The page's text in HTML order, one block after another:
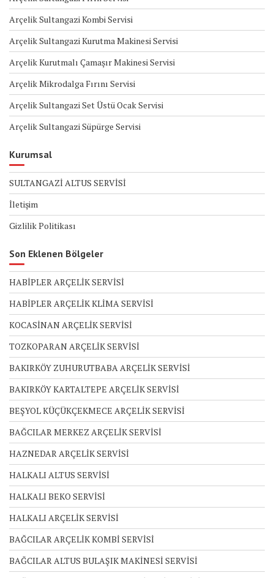
Arçelik Sultangazi Kombi Servisi
Arçelik Sultangazi Kurutma Makinesi Servisi
Arçelik Kurutmalı Çamaşır Makinesi Servisi
Arçelik Mikrodalga Fırını Servisi
Arçelik Sultangazi Set Üstü Ocak Servisi
Arçelik Sultangazi Süpürge Servisi
Kurumsal
SULTANGAZİ ALTUS SERVİSİ
İletişim
Gizlilik Politikası
Son Eklenen Bölgeler
HABİPLER ARÇELİK SERVİSİ
HABİPLER ARÇELİK KLİMA SERVİSİ
KOCASİNAN ARÇELİK SERVİSİ
TOZKOPARAN ARÇELİK SERVİSİ
BAKIRKÖY ZUHURUTBABA ARÇELİK SERVİSİ
BAKIRKÖY KARTALTEPE ARÇELİK SERVİSİ
BEŞYOL KÜÇÜKÇEKMECE ARÇELİK SERVİSİ
BAĞCILAR MERKEZ ARÇELİK SERVİSİ
HAZNEDAR ARÇELİK SERVİSİ
HALKALI ALTUS SERVİSİ
HALKALI BEKO SERVİSİ
HALKALI ARÇELİK SERVİSİ
BAĞCILAR ARÇELİK KOMBİ SERVİSİ
BAĞCILAR ALTUS BULAŞIK MAKİNESİ SERVİSİ